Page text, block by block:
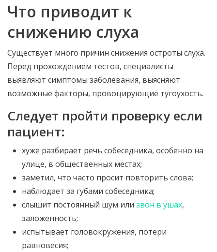
Что приводит к
снижению слуха
Существует много причин снижения остроты слуха.
Перед прохождением тестов, специалисты
выявляют симптомы заболевания, выясняют
возможные факторы, провоцирующие тугоухость.
Следует пройти проверку если
пациент:
хуже разбирает речь собеседника, особенно на
улице, в общественных местах;
заметил, что часто просит повторить слова;
наблюдает за губами собеседника;
слышит постоянный шум или звон в ушах,
заложенность;
испытывает головокружения, потери
равновесия;